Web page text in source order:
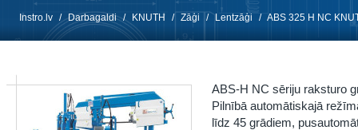
Instro.lv / Darbagaldi / KNUTH / Zāģi / Lentzāģi / ABS 325 H NC
ABS-H NC sēriju raksturo
Pilnībā automātiskajā
līdz 45 grādiem,